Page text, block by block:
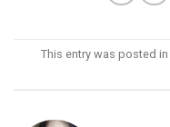
This entry was posted in